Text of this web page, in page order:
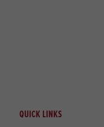
QUICK LINKS